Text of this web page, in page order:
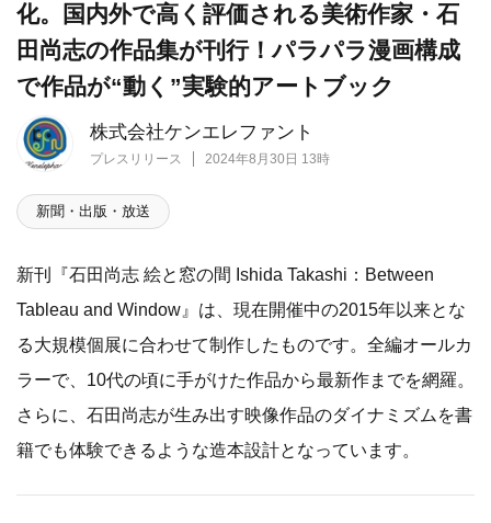
株式会社ケンエレファント
プレスリリース 2024年8月30日 13時
化。国内外で高く評価される美術作家・石
田尚志の作品集が刊行！パラパラ漫画構成
で作品が“動く”実験的アートブック
新聞・出版・放送
新刊『石田尚志 絵と窓の間 Ishida Takashi：Between
Tableau and Window』は、現在開催中の2015年以来とな
る大規模個展に合わせて制作したものです。全編オールカ
ラーで、10代の頃に手がけた作品から最新作までを網羅。
さらに、石田尚志が生み出す映像作品のダイナミズムを書
籍でも体験できるような造本設計となっています。